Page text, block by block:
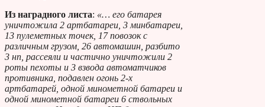
Из наградного листа: «… его батарея
уничтожила 2 артбатареи, 3 минбатареи,
13 пулеметных точек, 17 повозок с
различным грузом, 26 автомашин, разбито
3 нп, рассеяли и частично уничтожили 2
роты пехоты и 3 взвода автоматчиков
противника, подавлен огонь 2-х
артбатарей, одной минометной батареи и
одной минометной батареи 6 ствольных